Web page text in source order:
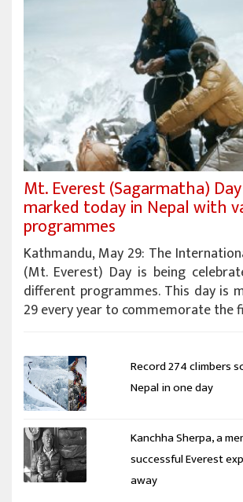
Mt. Everest (Sagarmatha)
marked today in Nepal with
programmes
Kathmandu, May 29: The
(Mt. Everest) Day is being
different programmes. This day is
29 every year to commemorate the
Record 274 climbers
Nepal in one day
Kanchha Sherpa, a
successful Everest
away